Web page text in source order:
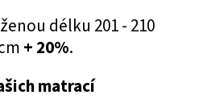
délku 201 - 210
+ 20%.
matrací